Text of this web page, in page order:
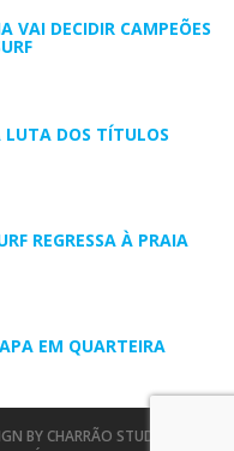
VAI DECIDIR CAMPEÕES
LUTA DOS TÍTULOS
REGRESSA À PRAIA
EM QUARTEIRA
BY CHARRÃO STUDIO